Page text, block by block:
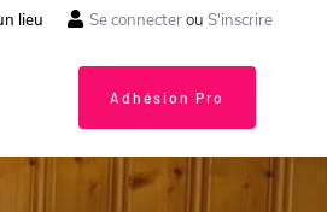
lieu Se connecterou S'inscrire
Adhésion Pro